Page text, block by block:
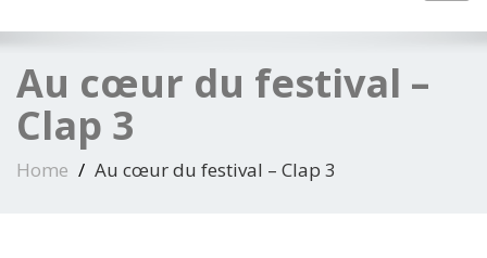
Au cœur du festival –
Clap 3
Home Au cœur du festival – Clap 3